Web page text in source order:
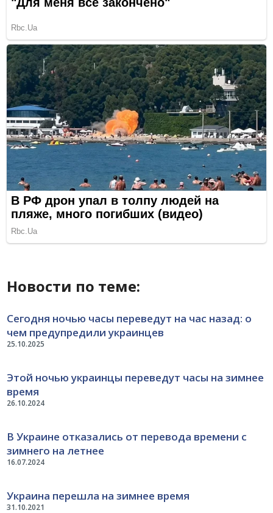
Новости по теме:
25.10.2025
Сегодня ночью часы переведут на час назад: о
чем предупредили украинцев
26.10.2024
Этой ночью украинцы переведут часы на зимнее
время
16.07.2024
В Украине отказались от перевода времени с
зимнего на летнее
31.10.2021
Украина перешла на зимнее время